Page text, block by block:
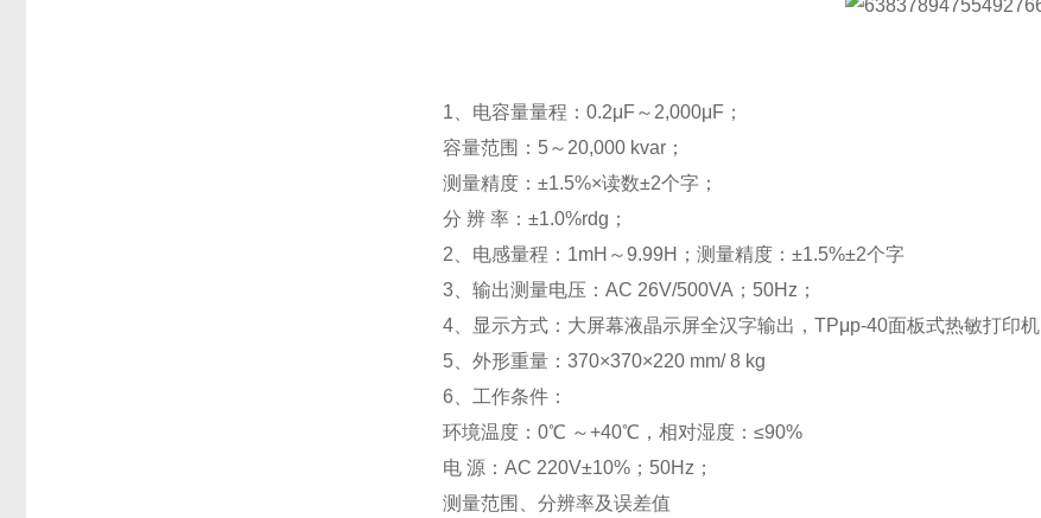
1、电容量量程：0.2μF～2,000μF；
容量范围：5～20,000 kvar；
测量精度：±1.5%×读数±2个字；
分 辨 率：±1.0%rdg；
2、电感量程：1mH～9.99H；测量精度：±1.5%±2个字
3、输出测量电压：AC 26V/500VA；50Hz；
4、显示方式：大屏幕液晶示屏全汉字输出，TPμp-40面板式热敏打印机
5、外形重量：370×370×220 mm/ 8 kg
6、工作条件：
环境温度：0℃ ～+40℃，相对湿度：≤90%
电 源：AC 220V±10%；50Hz；
测量范围、分辨率及误差值